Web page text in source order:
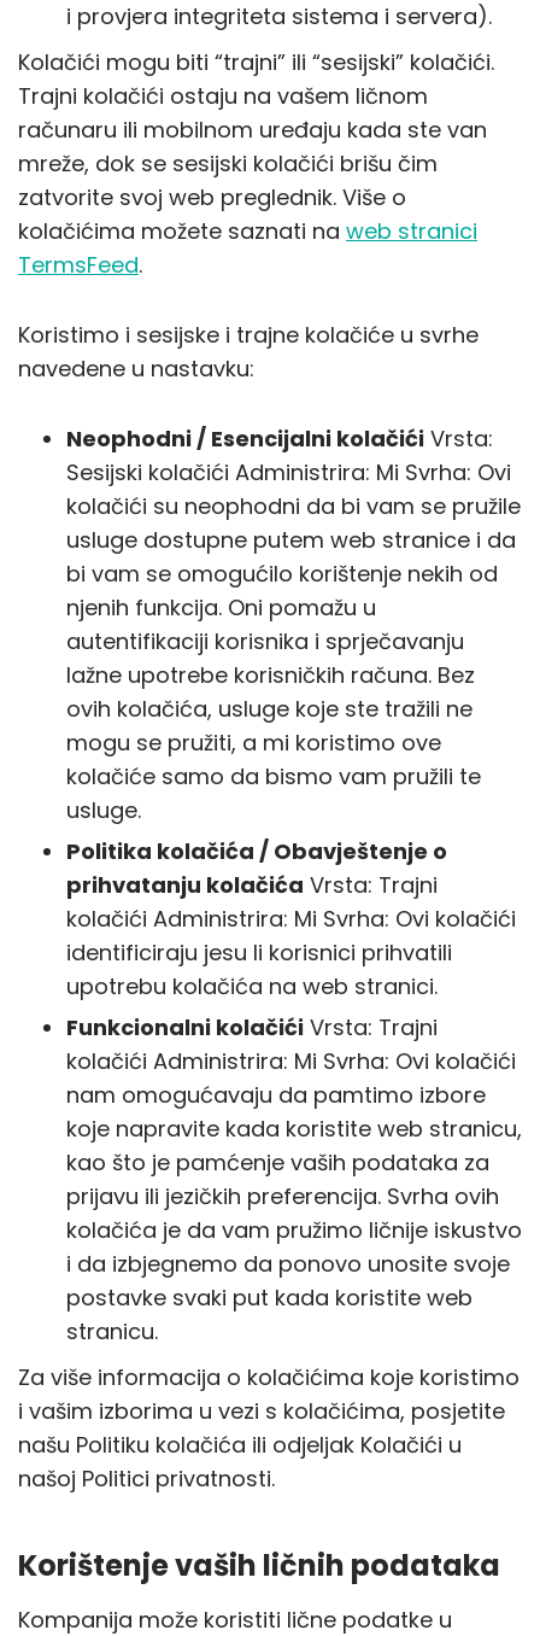
i provjera integriteta sistema i servera).
Kolačići mogu biti “trajni” ili “sesijski” kolačići.
Trajni kolačići ostaju na vašem ličnom
računaru ili mobilnom uređaju kada ste van
mreže, dok se sesijski kolačići brišu čim
zatvorite svoj web preglednik. Više o
kolačićima možete saznati na web stranici
TermsFeed.
Koristimo i sesijske i trajne kolačiće u svrhe
navedene u nastavku:
Neophodni / Esencijalni kolačići Vrsta:
Sesijski kolačići Administrira: Mi Svrha: Ovi
kolačići su neophodni da bi vam se pružile
usluge dostupne putem web stranice i da
bi vam se omogućilo korištenje nekih od
njenih funkcija. Oni pomažu u
autentifikaciji korisnika i sprječavanju
lažne upotrebe korisničkih računa. Bez
ovih kolačića, usluge koje ste tražili ne
mogu se pružiti, a mi koristimo ove
kolačiće samo da bismo vam pružili te
usluge.
Politika kolačića / Obavještenje o
prihvatanju kolačića Vrsta: Trajni
kolačići Administrira: Mi Svrha: Ovi kolačići
identificiraju jesu li korisnici prihvatili
upotrebu kolačića na web stranici.
Funkcionalni kolačići Vrsta: Trajni
kolačići Administrira: Mi Svrha: Ovi kolačići
nam omogućavaju da pamtimo izbore
koje napravite kada koristite web stranicu,
kao što je pamćenje vaših podataka za
prijavu ili jezičkih preferencija. Svrha ovih
kolačića je da vam pružimo ličnije iskustvo
i da izbjegnemo da ponovo unosite svoje
postavke svaki put kada koristite web
stranicu.
Za više informacija o kolačićima koje koristimo
i vašim izborima u vezi s kolačićima, posjetite
našu Politiku kolačića ili odjeljak Kolačići u
našoj Politici privatnosti.
Korištenje vaših ličnih podataka
Kompanija može koristiti lične podatke u